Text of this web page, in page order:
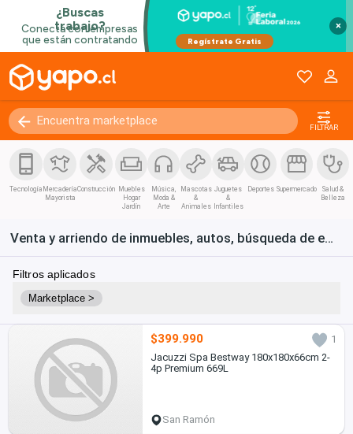
×
FILTRAR
Tecnología Mercadería
Mayorista
Construcción Muebles
Hogar
Jardín
Música,
Moda &
Arte
Mascotas
&
Animales
Juguetes
&
Infantiles
Deportes Supermercado
Salud &
Belleza
Venta y arriendo de inmuebles, autos, búsqueda de empleo y bienes de consumo en Chile
Filtros aplicados
Marketplace >
$399.990
1
Jacuzzi Spa Bestway 180x180x66cm 2-
4p Premium 669L
San Ramón